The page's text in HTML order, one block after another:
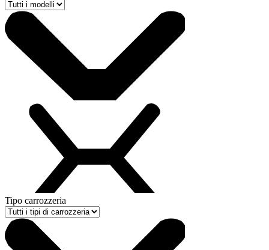
Tipo carrozzeria